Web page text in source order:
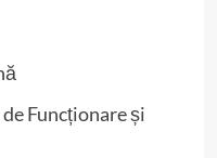
Funcționare și